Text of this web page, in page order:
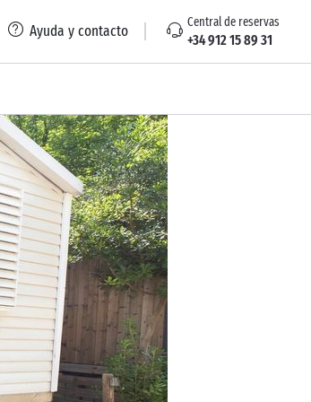
Ayuda y contacto Central de reservas
+34 912 15 89 31